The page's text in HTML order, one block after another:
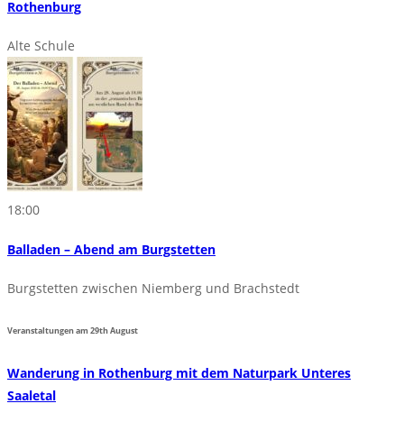
Rothenburg
Alte Schule
18:00
Balladen – Abend am Burgstetten
Burgstetten zwischen Niemberg und Brachstedt
Veranstaltungen am29thAugust
Wanderung in Rothenburg mit dem Naturpark Unteres
Saaletal